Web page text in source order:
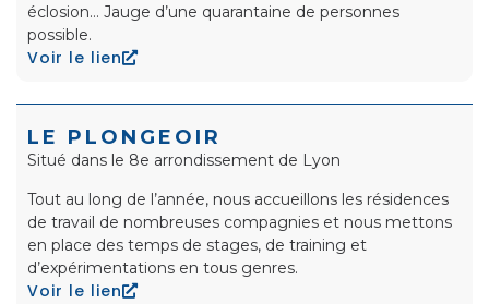
éclosion… Jauge d’une quarantaine de personnes
possible.
Voir le lien
LE PLONGEOIR
Situé dans le 8e arrondissement de Lyon
Tout au long de l’année, nous accueillons les résidences
de travail de nombreuses compagnies et nous mettons
en place des temps de stages, de training et
d’expérimentations en tous genres.
Voir le lien